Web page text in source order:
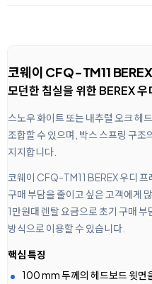
코웨이 CFQ-TM11
모던한 침실을 위한 BEREX 우
스노우 화이트 또는 내추럴 오크 헤
조합할 수 있으며, 박스 스프링 구조
지지합니다.
코웨이 CFQ-TM11 BEREX 우디 프
구매 부담을 줄이고 싶은 고객에게
1만원대 렌탈 요금으로 초기 구매
방식으로 이용할 수 있습니다.
핵심 특징
100 mm 두께의 헤드보드 윗면